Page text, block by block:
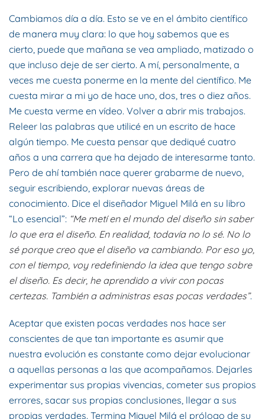
Cambiamos día a día. Esto se ve en el ámbito científico
de manera muy clara: lo que hoy sabemos que es
cierto, puede que mañana se vea ampliado, matizado o
que incluso deje de ser cierto. A mí, personalmente, a
veces me cuesta ponerme en la mente del científico. Me
cuesta mirar a mi yo de hace uno, dos, tres o diez años.
Me cuesta verme en vídeo. Volver a abrir mis trabajos.
Releer las palabras que utilicé en un escrito de hace
algún tiempo. Me cuesta pensar que dediqué cuatro
años a una carrera que ha dejado de interesarme tanto.
Pero de ahí también nace querer grabarme de nuevo,
seguir escribiendo, explorar nuevas áreas de
conocimiento. Dice el diseñador Miguel Milá en su libro
“Lo esencial”: “Me metí en el mundo del diseño sin saber
lo que era el diseño. En realidad, todavía no lo sé. No lo
sé porque creo que el diseño va cambiando. Por eso yo,
con el tiempo, voy redefiniendo la idea que tengo sobre
el diseño. Es decir, he aprendido a vivir con pocas
certezas. También a administras esas pocas verdades”.
Aceptar que existen pocas verdades nos hace ser
conscientes de que tan importante es asumir que
nuestra evolución es constante como dejar evolucionar
a aquellas personas a las que acompañamos. Dejarles
experimentar sus propias vivencias, cometer sus propios
errores, sacar sus propias conclusiones, llegar a sus
propias verdades. Termina Miguel Milá el prólogo de su